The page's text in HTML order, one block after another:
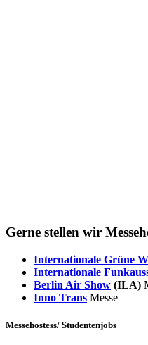
Gerne stellen wir
Internationale Grüne
Internationale
Berlin Air Show (ILA)
Inno Trans Messe
Messehostess/ Studentenjobs